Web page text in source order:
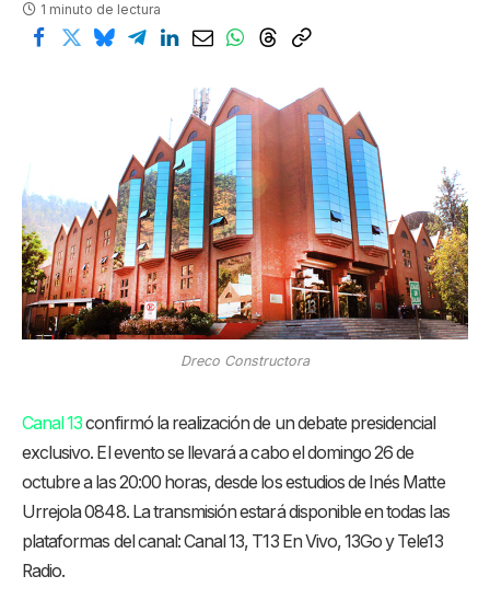
1 minuto de lectura
Dreco Constructora
Canal 13confirmó la realización de un debate presidencial
exclusivo. El evento se llevará a cabo el domingo 26 de
octubre a las 20:00 horas, desde los estudios de Inés Matte
Urrejola 0848. La transmisión estará disponible en todas las
plataformas del canal: Canal 13, T13 En Vivo, 13Go y Tele13
Radio.